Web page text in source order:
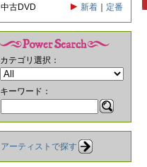
中古DVD
新着 定番
カテゴリ選択：
キーワード：
アーティストで探す